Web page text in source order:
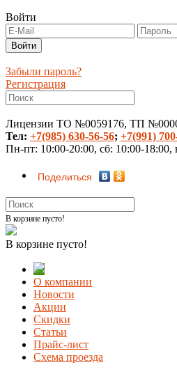
Войти
Забыли пароль?
Регистрация
Лицензии ТО №0059176, ТП
Тел: +7(985) 630-56-56; +7(991)
Пн-пт: 10:00-20:00, сб: 10:00-18:00,
Поделиться
В корзине пусто!
В корзине пусто!
О компании
Новости
Акции
Скидки
Статьи
Прайс-лист
Схема проезда